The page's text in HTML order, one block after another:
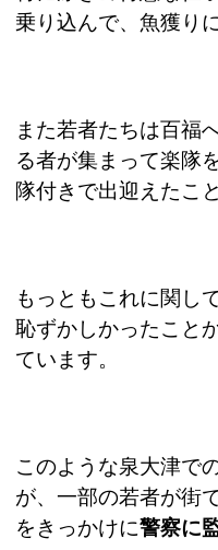
乗り込んで、魚獲り
また若者たちは百福
る者が集まって楽隊
隊付きで出迎えたこ
もっともこれに関し
恥ずかしかったこと
ています。
このような泉大津で
が、一部の若者が街
をきっかけに警察に